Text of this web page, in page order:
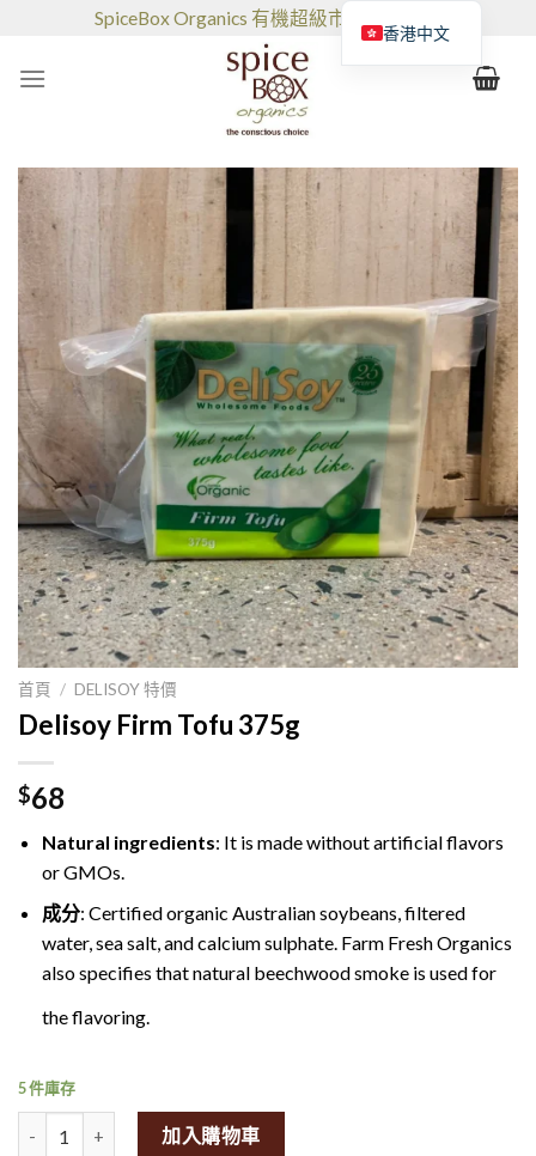
SpiceBox Organics 有機超級市場和咖啡館
首頁 / DELISOY 特價
Delisoy Firm Tofu 375g
$68
Natural ingredients: It is made without artificial flavors
or GMOs
成分: Certified organic Australian soybeans, filtered
water, sea salt, and calcium sulphate. Farm Fresh Organics
also specifies that natural beechwood smoke is used for
the flavoring.
5 件庫存
Delisoy Firm Tofu 375g量
加入購物車
香港中文